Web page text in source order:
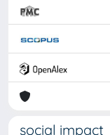
social impact